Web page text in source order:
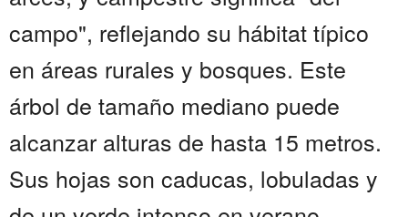
campo", reflejando su hábitat típico
en áreas rurales y bosques. Este
árbol de tamaño mediano puede
alcanzar alturas de hasta 15 metros.
Sus hojas son caducas, lobuladas y